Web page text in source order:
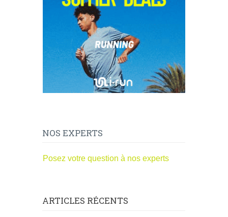
NOS EXPERTS
Posez votre question à nos experts
ARTICLES RÉCENTS